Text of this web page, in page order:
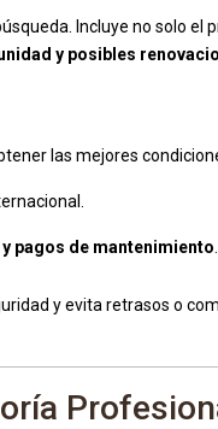
Incluye no solo el
y posibles
las mejores
pagos de mantenimiento
y evita retrasos o